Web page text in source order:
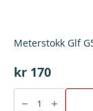
Meterstokk Glf
kr 170
Meterstokk
G59-